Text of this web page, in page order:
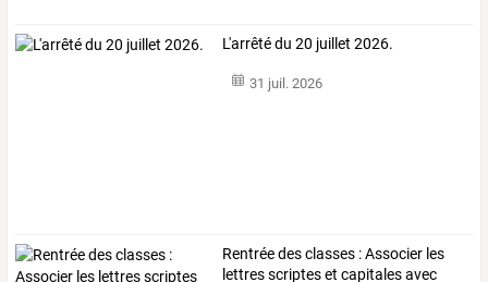
L'arrêté du 20 juillet 2026.
31 juil. 2026
Rentréedesclasses :Associer les
lettresscripteset capitalesavec